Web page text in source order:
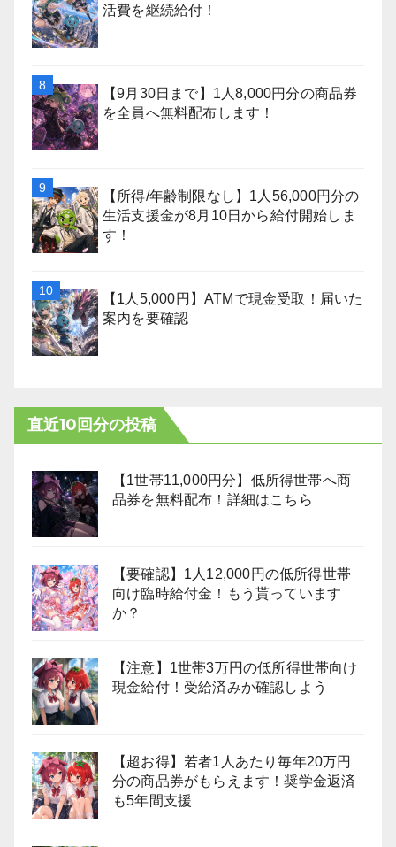
活費を継続給付！
【9月30日まで】1人8,000円分の商品券
を全員へ無料配布します！
【所得/年齢制限なし】1人56,000円分の
生活支援金が8月10日から給付開始しま
す！
【1人5,000円】ATMで現金受取！届いた
案内を要確認
直近10回分の投稿
【1世帯11,000円分】低所得世帯へ商
品券を無料配布！詳細はこちら
【要確認】1人12,000円の低所得世帯
向け臨時給付金！もう貰っています
か？
【注意】1世帯3万円の低所得世帯向け
現金給付！受給済みか確認しよう
【超お得】若者1人あたり毎年20万円
分の商品券がもらえます！奨学金返済
も5年間支援